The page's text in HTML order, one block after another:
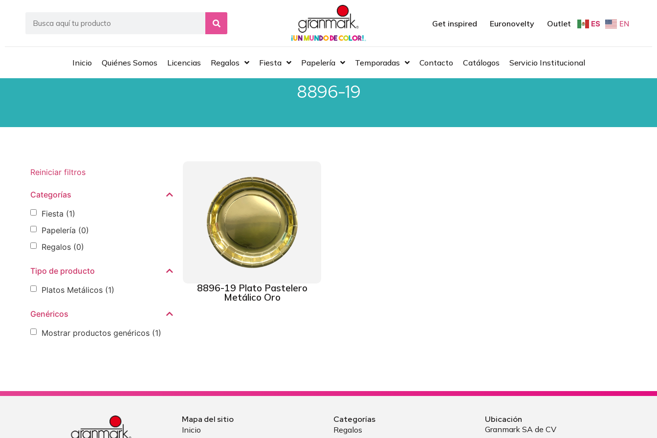
Get inspired Euronovelty Outlet ES EN
Inicio Quiénes Somos Licencias Regalos Fiesta Papelería Temporadas Contacto Catálogos Servicio Institucional
8896-19
Reiniciar filtros
Categorías
Fiesta (1)
Papelería (0)
Regalos (0)
Tipo de producto
Platos Metálicos (1)
Genéricos
Mostrar productos genéricos (1)
8896-19 Plato Pastelero
Metálico Oro
Mapa del sitio
Inicio
Categorías
Regalos
Ubicación
Granmark SA de CV